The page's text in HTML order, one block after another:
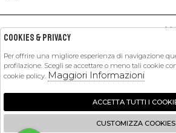
PETIT PASHA
SHOPPING
EXTRA
Cookies & Privacy
Per offrire una migliore esperienza di navigazione
profilazione. Scegli se accettare o meno tali cookie
cookie policy. Maggiori Informazioni
ACCETTA TUTTI I
CUSTOMIZZA COOKIES